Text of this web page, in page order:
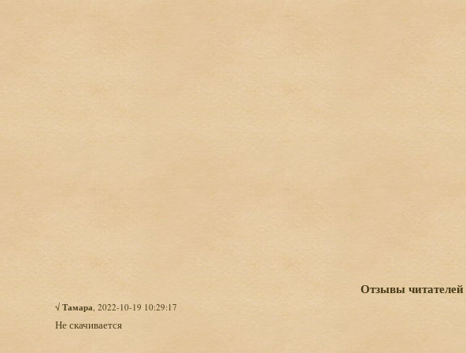
Отзывы читателей
√ Тамара, 2022-10-19 10:29:17
Не скачивается